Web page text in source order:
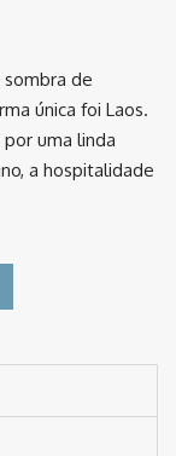
de
única foi Laos.
uma linda
a hospitalidade